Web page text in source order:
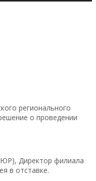
регионального
о проведении
Директор филиала
в отставке.